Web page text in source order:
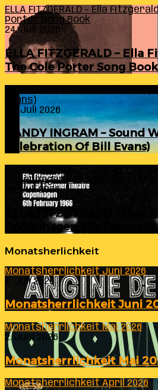
ELLA FITZGERALD – Ella
Porter Song Book
24. Juli 2026
ELLA FITZGERALD – Ella
The Cole Porter Song Book
Evans)
24. Juli 2026
RANDY INGRAM – Sound
Celebration Of Bill Evans)
ELLA FITZGERALD – Live At
Copenhagen 6th February 1966
23. Juli 2026
ELLA FITZGERALD – Live
Copenhagen 6th February
Monatsherlichkeit
Monatsherrlichkeit Juni 2026
1. Juli 2026
Monatsherrlichkeit Juni
Monatsherrlichkeit Mai 2026
2. Juni 2026
Monatsherrlichkeit Mai
Monatsherrlichkeit April 2026